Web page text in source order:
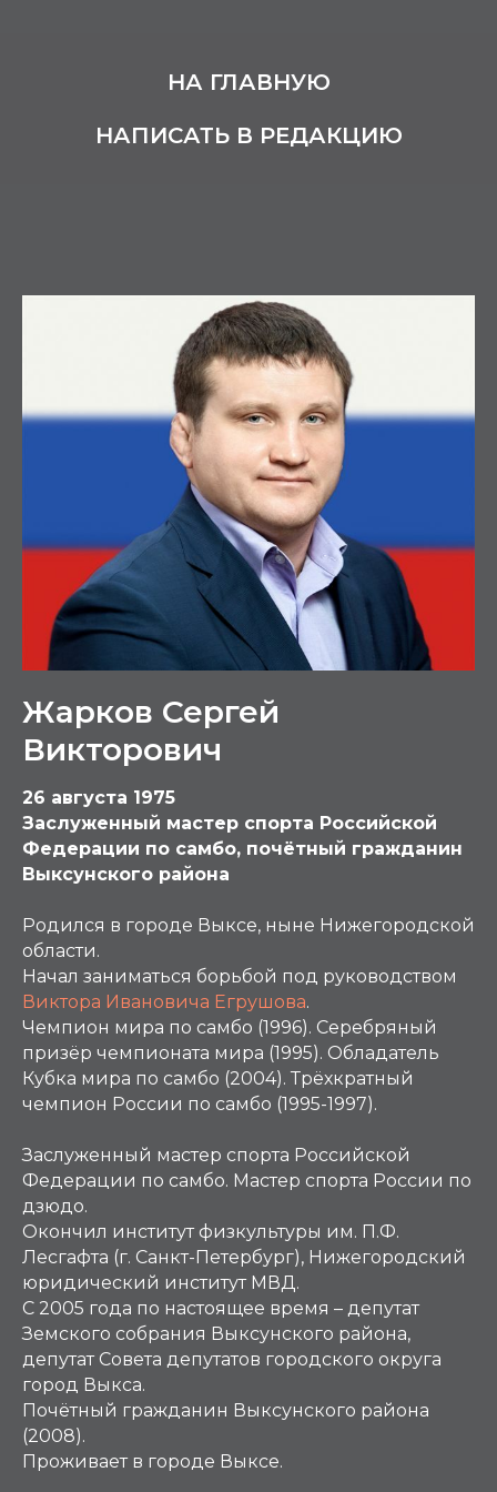
НА ГЛАВНУЮ
НАПИСАТЬ В РЕДАКЦИЮ
Жарков Сергей
Викторович
26 августа 1975
Заслуженный мастер спорта Российской
Федерации по самбо, почётный гражданин
Выксунского района
Родился в городе Выксе, ныне Нижегородской
области.
Начал заниматься борьбой под руководством
Виктора Ивановича Егрушова.
Чемпион мира по самбо (1996). Серебряный
призёр чемпионата мира (1995). Обладатель
Кубка мира по самбо (2004). Трёхкратный
чемпион России по самбо (1995-1997).
Заслуженный мастер спорта Российской
Федерации по самбо. Мастер спорта России по
дзюдо.
Окончил институт физкультуры им. П.Ф.
Лесгафта (г. Санкт-Петербург), Нижегородский
юридический институт МВД.
С 2005 года по настоящее время – депутат
Земского собрания Выксунского района,
депутат Совета депутатов городского округа
город Выкса.
Почётный гражданин Выксунского района
(2008).
Проживает в городе Выксе.